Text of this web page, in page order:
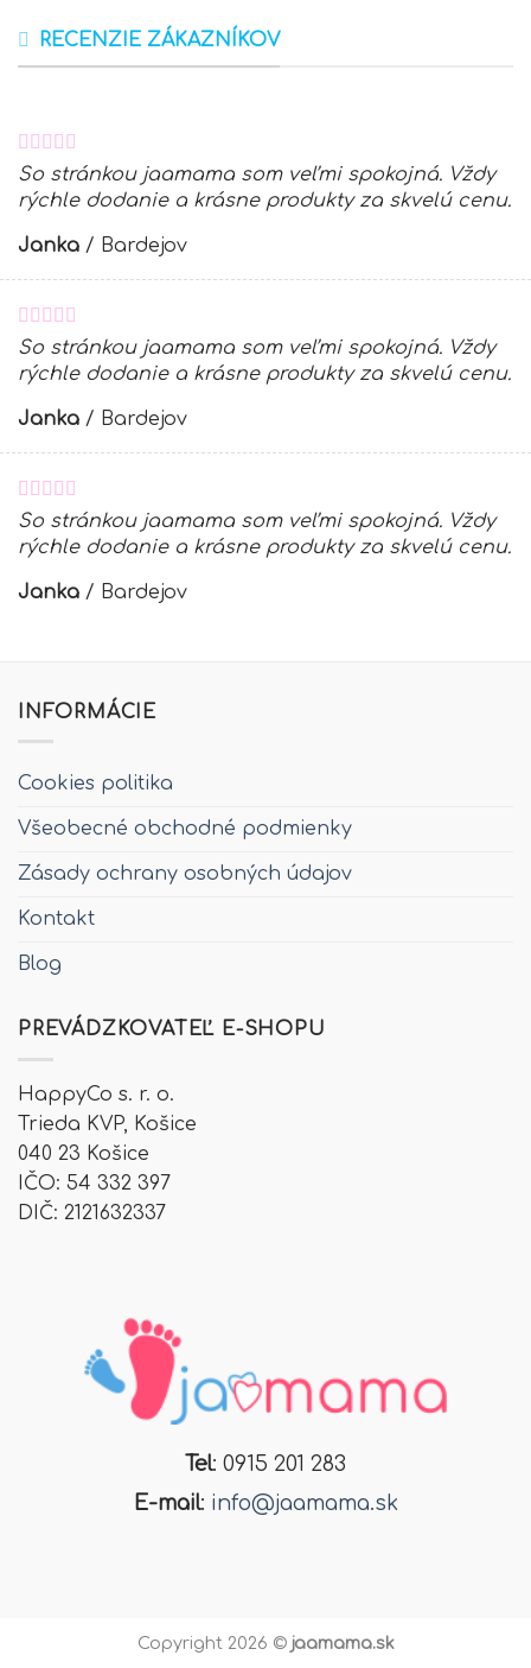
RECENZIE ZÁKAZNÍKOV
So stránkou jaamama som veľmi spokojná. Vždy
rýchle dodanie a krásne produkty za skvelú cenu.
Janka / Bardejov
So stránkou jaamama som veľmi spokojná. Vždy
rýchle dodanie a krásne produkty za skvelú cenu.
Janka / Bardejov
So stránkou jaamama som veľmi spokojná. Vždy
rýchle dodanie a krásne produkty za skvelú cenu.
Janka / Bardejov
INFORMÁCIE
Cookies politika
Všeobecné obchodné podmienky
Zásady ochrany osobných údajov
Kontakt
Blog
PREVÁDZKOVATEĽ E-SHOPU
HappyCo s. r. o.
Trieda KVP, Košice
040 23 Košice
IČO: 54 332 397
DIČ: 2121632337
Tel: 0915 201 283
E-mail: info@jaamama.sk
Copyright 2026 © jaamama.sk